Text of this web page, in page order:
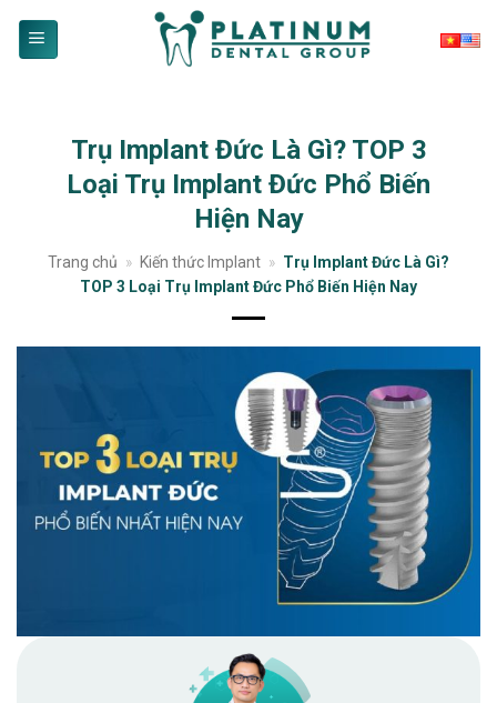
Trụ Implant Đức Là Gì? TOP 3
Loại Trụ Implant Đức Phổ Biến
Hiện Nay
Trang chủ » Kiến thức Implant » Trụ Implant Đức Là Gì?
TOP 3 Loại Trụ Implant Đức Phổ Biến Hiện Nay